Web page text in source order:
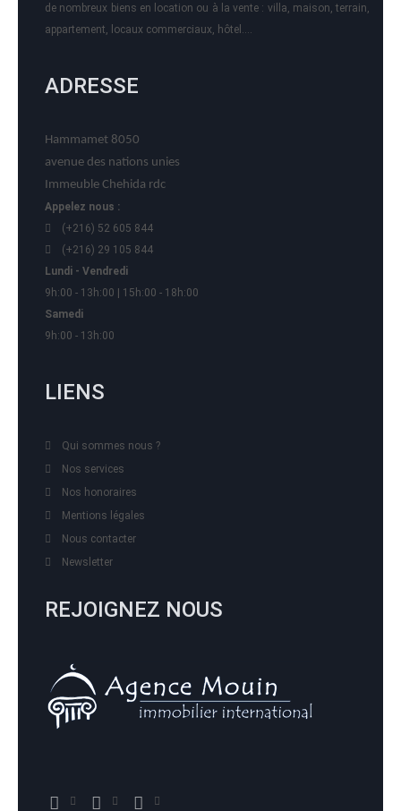
de nombreux biens en location ou à la vente : villa, maison, terrain,
appartement, locaux commerciaux, hôtel….
ADRESSE
Hammamet 8050
avenue des nations unies
Immeuble Chehida rdc
Appelez nous :
(+216) 52 605 844
(+216) 29 105 844
Lundi - Vendredi
9h:00 - 13h:00 | 15h:00 - 18h:00
Samedi
9h:00 - 13h:00
LIENS
Qui sommes nous ?
Nos services
Nos honoraires
Mentions légales
Nous contacter
Newsletter
REJOIGNEZ NOUS